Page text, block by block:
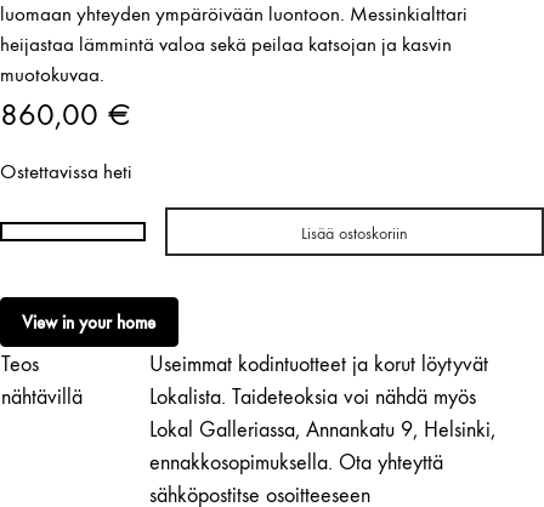
luomaan yhteyden ympäröivään luontoon. Messinkialttari
heijastaa lämmintä valoa sekä peilaa katsojan ja kasvin
muotokuvaa.
860,00 €
Ostettavissa heti
Anna
Cormier
Alttari
4/7
Lisää ostoskoriin
View in your home
Teos
nähtävillä
Useimmat kodintuotteet ja korut löytyvät
Lokalista. Taideteoksia voi nähdä myös
Lokal Galleriassa, Annankatu 9, Helsinki,
ennakkosopimuksella. Ota yhteyttä
sähköpostitse osoitteeseen